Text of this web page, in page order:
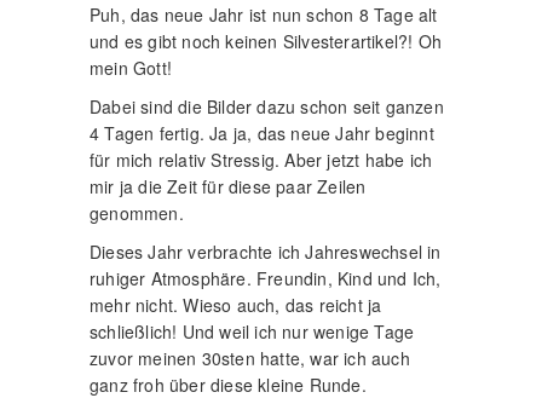
Puh, das neue Jahr ist nun schon 8 Tage alt
und es gibt noch keinen Silvesterartikel?! Oh
mein Gott!
Dabei sind die Bilder dazu schon seit ganzen
4 Tagen fertig. Ja ja, das neue Jahr beginnt
für mich relativ Stressig. Aber jetzt habe ich
mir ja die Zeit für diese paar Zeilen
genommen.
Dieses Jahr verbrachte ich Jahreswechsel in
ruhiger Atmosphäre. Freundin, Kind und Ich,
mehr nicht. Wieso auch, das reicht ja
schließlich! Und weil ich nur wenige Tage
zuvor meinen 30sten hatte, war ich auch
ganz froh über diese kleine Runde.